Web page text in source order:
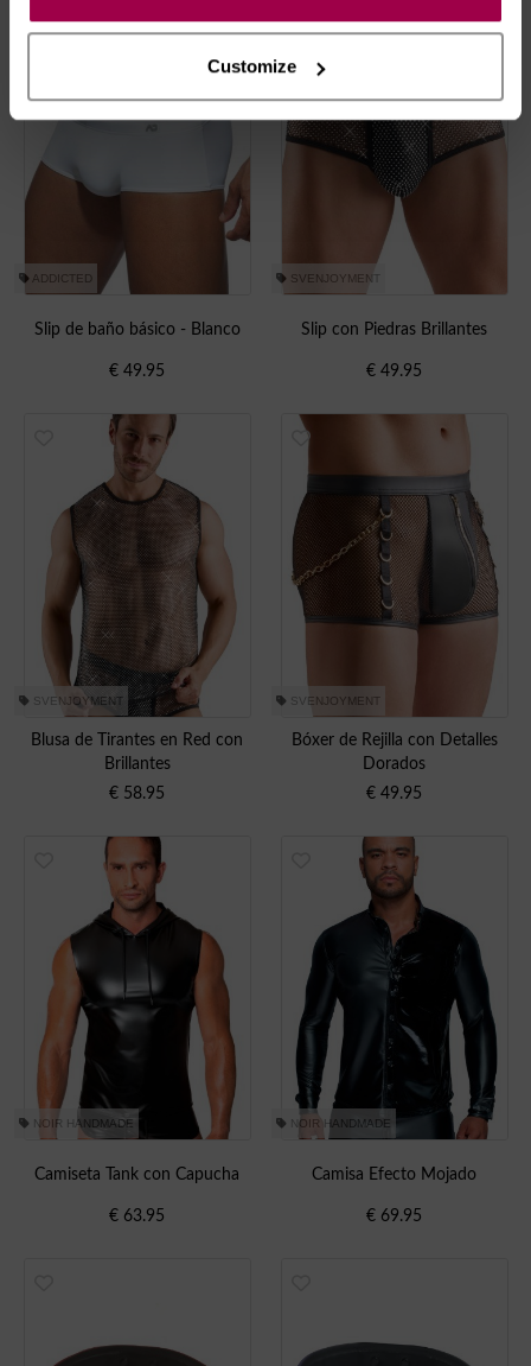
Customize
ADDICTED
Slip de baño básico - Blanco
€ 49.95
SVENJOYMENT
Slip con Piedras Brillantes
€ 49.95
SVENJOYMENT
Blusa de Tirantes en Red con
Brillantes
€ 58.95
SVENJOYMENT
Bóxer de Rejilla con Detalles
Dorados
€ 49.95
NOIR HANDMADE
Camiseta Tank con Capucha
€ 63.95
NOIR HANDMADE
Camisa Efecto Mojado
€ 69.95